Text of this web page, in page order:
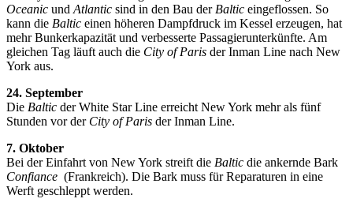
Oceanic und Atlantic sind in den Bau derBaltic eingeflossen. So
kann die Baltic einen höheren Dampfdruck im Kessel erzeugen, hat
mehr Bunkerkapazität und verbesserte Passagierunterkünfte. Am
gleichen Tag läuft auch die City of Paris der Inman Line nach New
York aus.
24. September
Die Baltic der White Star Line erreicht New York mehr als fünf
Stunden vor der City of Paris der Inman Line.
7. Oktober
Bei der Einfahrt von New York streift die Baltic die ankernde Bark
Confiance (Frankreich). Die Bark muss für Reparaturen in eine
Werft geschleppt werden.